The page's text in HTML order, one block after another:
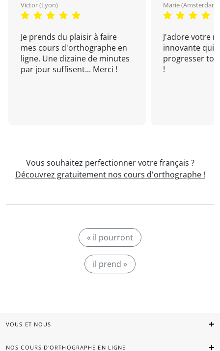
Victor (Lyon)
Je prends du plaisir à faire
mes cours d'orthographe en
ligne. Une dizaine de minutes
par jour suffisent... Merci !
Marie (Amsterdam)
J'adore votre
innovante qui
progresser
!
Vous souhaitez perfectionner votre français ?
Découvrez gratuitement nos cours d'orthographe !
« il pourront
il prend »
VOUS ET NOUS
NOS COURS D'ORTHOGRAPHE EN LIGNE